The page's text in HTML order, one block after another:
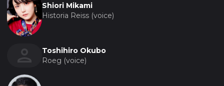
Shiori Mikami
Historia Reiss (voice)
Toshihiro Okubo
Roeg (voice)